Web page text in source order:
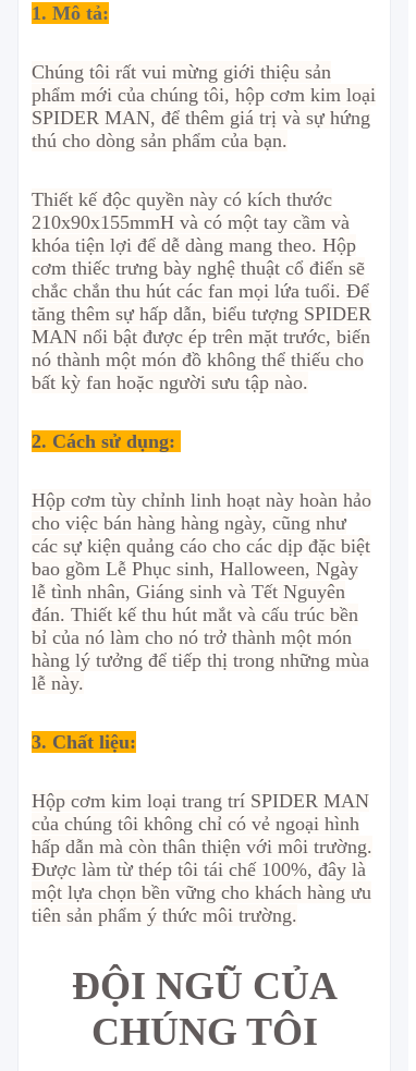
1. Mô tả:
Chúng tôi rất vui mừng giới thiệu sản
phẩm mới của chúng tôi, hộp cơm kim loại
SPIDER MAN, để thêm giá trị và sự hứng
thú cho dòng sản phẩm của bạn.
Thiết kế độc quyền này có kích thước
210x90x155mmH và có một tay cầm và
khóa tiện lợi để dễ dàng mang theo. Hộp
cơm thiếc trưng bày nghệ thuật cổ điển sẽ
chắc chắn thu hút các fan mọi lứa tuổi. Để
tăng thêm sự hấp dẫn, biểu tượng SPIDER
MAN nổi bật được ép trên mặt trước, biến
nó thành một món đồ không thể thiếu cho
bất kỳ fan hoặc người sưu tập nào.
2. Cách sử dụng:
Hộp cơm tùy chỉnh linh hoạt này hoàn hảo
cho việc bán hàng hàng ngày, cũng như
các sự kiện quảng cáo cho các dịp đặc biệt
bao gồm Lễ Phục sinh, Halloween, Ngày
lễ tình nhân, Giáng sinh và Tết Nguyên
đán. Thiết kế thu hút mắt và cấu trúc bền
bỉ của nó làm cho nó trở thành một món
hàng lý tưởng để tiếp thị trong những mùa
lễ này.
3. Chất liệu:
Hộp cơm kim loại trang trí SPIDER MAN
của chúng tôi không chỉ có vẻ ngoại hình
hấp dẫn mà còn thân thiện với môi trường.
Được làm từ thép tôi tái chế 100%, đây là
một lựa chọn bền vững cho khách hàng ưu
tiên sản phẩm ý thức môi trường.
ĐỘI NGŨ CỦA
CHÚNG TÔI